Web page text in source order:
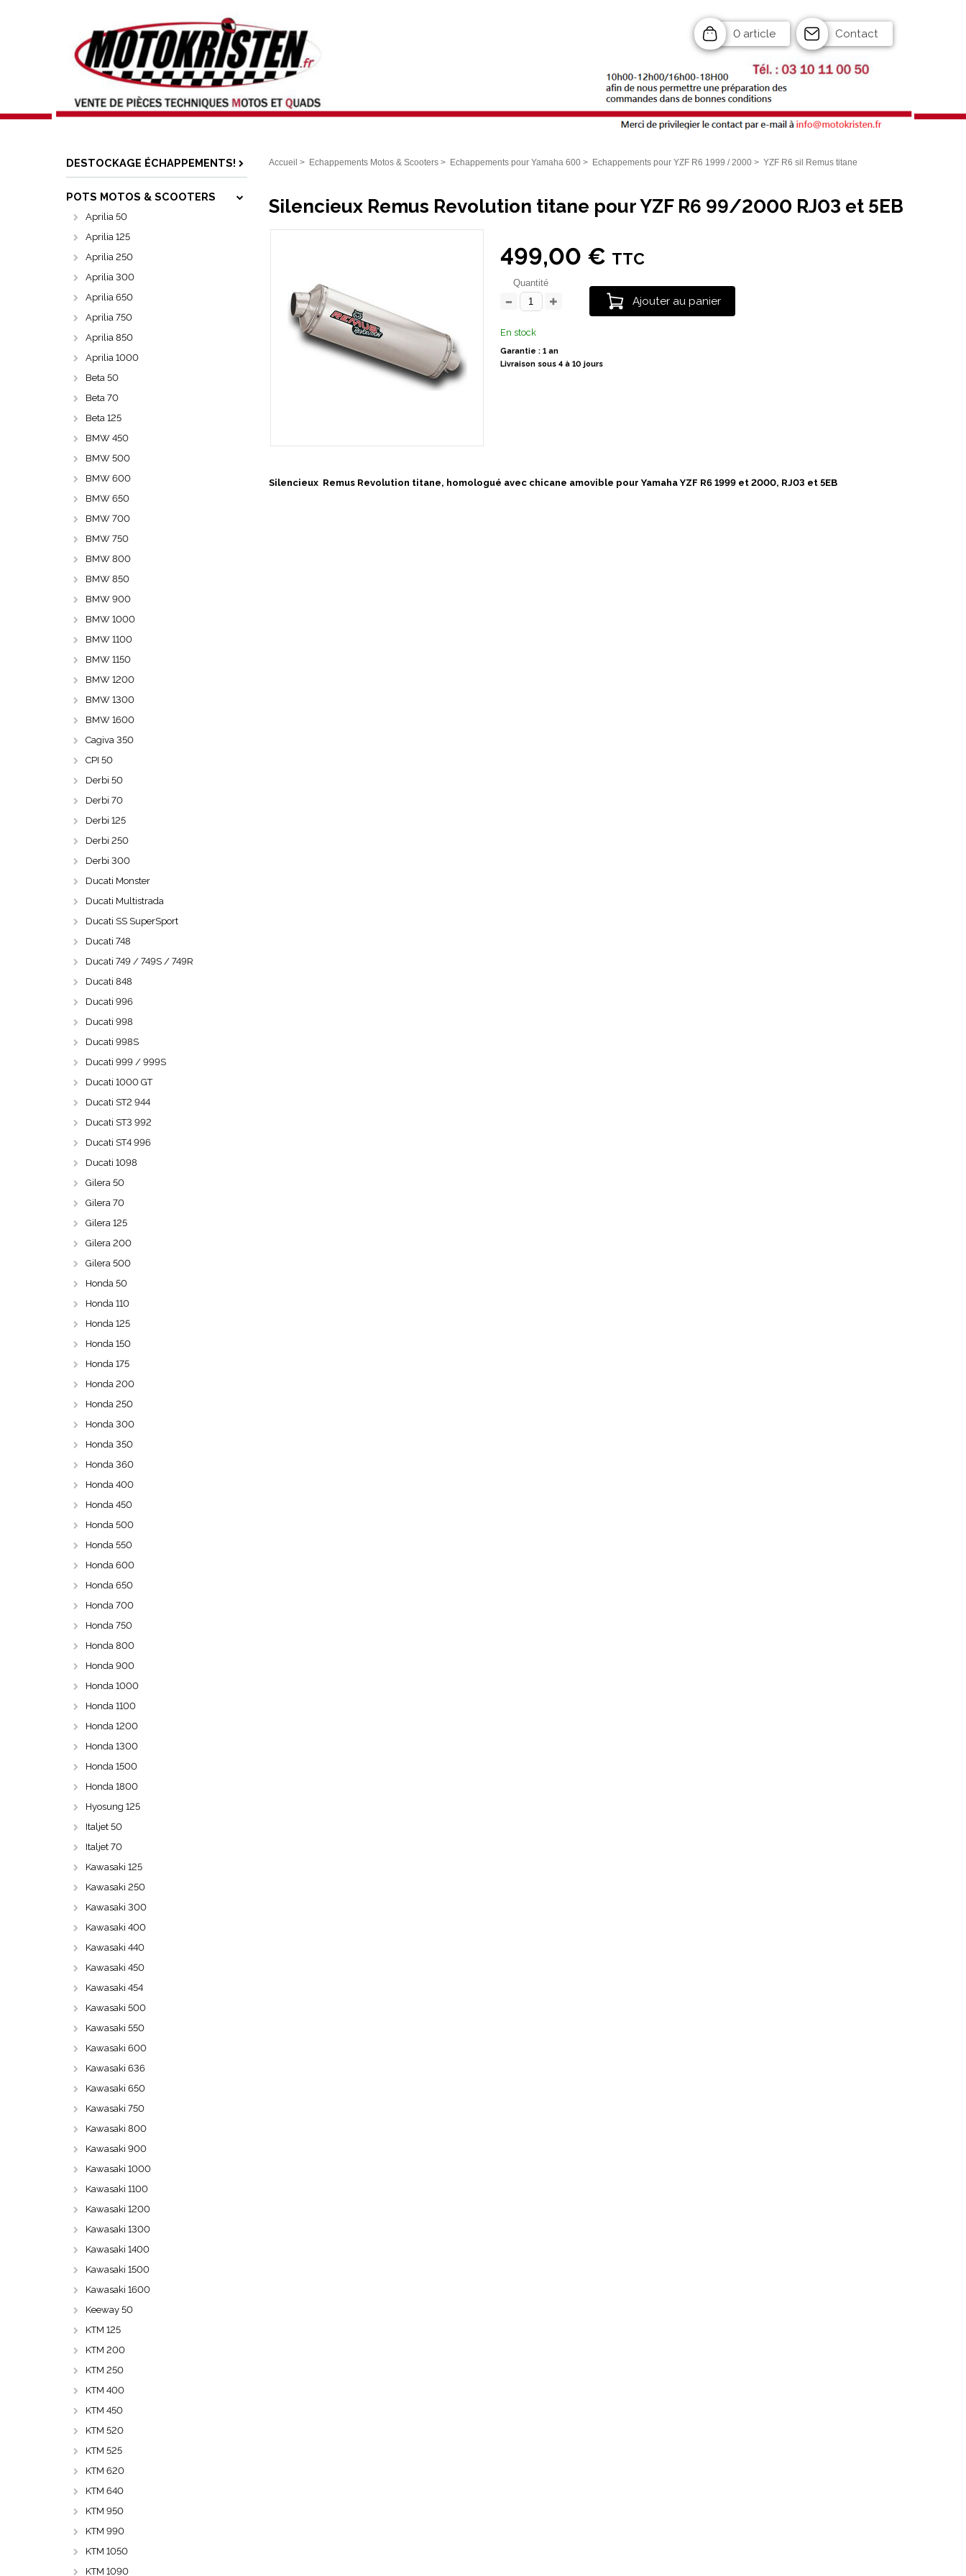
0 article Contact
DESTOCKAGE ÉCHAPPEMENTS!
POTS MOTOS & SCOOTERS
Aprilia 50
Aprilia 125
Aprilia 250
Aprilia 300
Aprilia 650
Aprilia 750
Aprilia 850
Aprilia 1000
Beta 50
Beta 70
Beta 125
BMW 450
BMW 500
BMW 600
BMW 650
BMW 700
BMW 750
BMW 800
BMW 850
BMW 900
BMW 1000
BMW 1100
BMW 1150
BMW 1200
BMW 1300
BMW 1600
Cagiva 350
CPI 50
Derbi 50
Derbi 70
Derbi 125
Derbi 250
Derbi 300
Ducati Monster
Ducati Multistrada
Ducati SS SuperSport
Ducati 748
Ducati 749 / 749S / 749R
Ducati 848
Ducati 996
Ducati 998
Ducati 998S
Ducati 999 / 999S
Ducati 1000 GT
Ducati ST2 944
Ducati ST3 992
Ducati ST4 996
Ducati 1098
Gilera 50
Gilera 70
Gilera 125
Gilera 200
Gilera 500
Honda 50
Honda 110
Honda 125
Honda 150
Honda 175
Honda 200
Honda 250
Honda 300
Honda 350
Honda 360
Honda 400
Honda 450
Honda 500
Honda 550
Honda 600
Honda 650
Honda 700
Honda 750
Honda 800
Honda 900
Honda 1000
Honda 1100
Honda 1200
Honda 1300
Honda 1500
Honda 1800
Hyosung 125
Italjet 50
Italjet 70
Kawasaki 125
Kawasaki 250
Kawasaki 300
Kawasaki 400
Kawasaki 440
Kawasaki 450
Kawasaki 454
Kawasaki 500
Kawasaki 550
Kawasaki 600
Kawasaki 636
Kawasaki 650
Kawasaki 750
Kawasaki 800
Kawasaki 900
Kawasaki 1000
Kawasaki 1100
Kawasaki 1200
Kawasaki 1300
Kawasaki 1400
Kawasaki 1500
Kawasaki 1600
Keeway 50
KTM 125
KTM 200
KTM 250
KTM 400
KTM 450
KTM 520
KTM 525
KTM 620
KTM 640
KTM 950
KTM 990
KTM 1050
KTM 1090
Accueil > Echappements Motos & Scooters > Echappements pour Yamaha 600 > Echappements pour YZF R6 1999 / 2000 > YZF R6 sil Remus titane
Silencieux Remus Revolution titane pour YZF R6 99/2000 RJ03 et 5EB
499,00 € TTC
Quantité
Ajouter au panier
En stock
Garantie : 1 an
Livraison sous 4 à 10 jours
Silencieux Remus Revolution titane, homologué avec chicane amovible pour Yamaha YZF R6 1999 et 2000, RJ03 et 5EB